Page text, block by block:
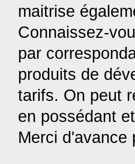
maitrise
Connaissez-
par
produits de
tarifs. On peut
en possédant
Merci d'avance